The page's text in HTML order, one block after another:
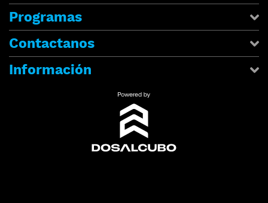
Programas
Contactanos
Información